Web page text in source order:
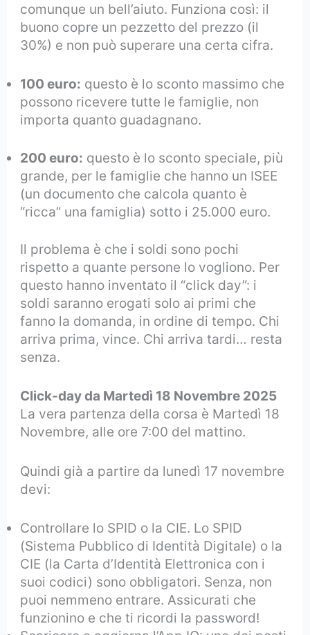
comunque un bell’aiuto. Funziona così: il
buono copre un pezzetto del prezzo (il
30%) e non può superare una certa cifra.
100 euro: questo è lo sconto massimo che
possono ricevere tutte le famiglie, non
importa quanto guadagnano.
200 euro: questo è lo sconto speciale, più
grande, per le famiglie che hanno un ISEE
(un documento che calcola quanto è
“ricca” una famiglia) sotto i 25.000 euro.
Il problema è che i soldi sono pochi
rispetto a quante persone lo vogliono. Per
questo hanno inventato il “click day”: i
soldi saranno erogati solo ai primi che
fanno la domanda, in ordine di tempo. Chi
arriva prima, vince. Chi arriva tardi… resta
senza.
Click-day da Martedì 18 Novembre 2025
La vera partenza della corsa è Martedì 18
Novembre, alle ore 7:00 del mattino.
Quindi già a partire da lunedì 17 novembre
devi:
Controllare lo SPID o la CIE. Lo SPID
(Sistema Pubblico di Identità Digitale) o la
CIE (la Carta d’Identità Elettronica con i
suoi codici) sono obbligatori. Senza, non
puoi nemmeno entrare. Assicurati che
funzionino e che ti ricordi la password!